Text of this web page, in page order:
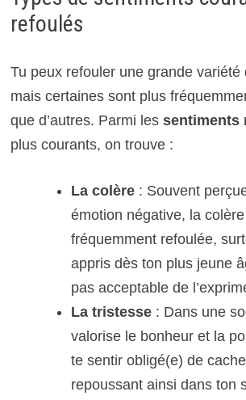
refoulés
Tu peux refouler une grande variété
mais certaines sont plus
que d’autres. Parmi les sentiments
plus courants, on trouve :
La colère: Souvent
émotion négative, la
fréquemment refoulée,
appris dès ton plus jeune
pas acceptable de
La tristesse: Dans une
valorise le bonheur et la
te sentir obligé(e) de
repoussant ainsi dans ton